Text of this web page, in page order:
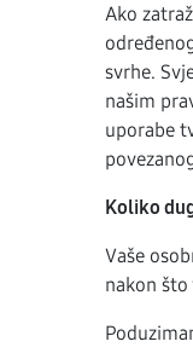
Ako
svrhe.
našim
uporabe
Koliko
Vaše
nakon što